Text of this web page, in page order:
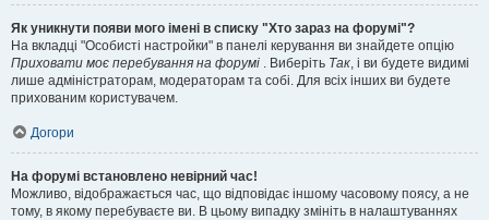
Як уникнути появи мого імені в списку "Хто зараз на форумі"?
На вкладці "Особисті настройки" в панелі керування ви знайдете опцію
Приховати моє перебування на форумі . Виберіть Так, і ви будете видимі
лише адміністраторам, модераторам та собі. Для всіх інших ви будете
прихованим користувачем.
Догори
На форумі встановлено невірний час!
Можливо, відображається час, що відповідає іншому часовому поясу, а не
тому, в якому перебуваєте ви. В цьому випадку змініть в налаштуваннях